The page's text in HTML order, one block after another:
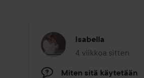
Isabella
4 viikkoa sitten
Viesti luotiin 4
Miten sitä käytetään